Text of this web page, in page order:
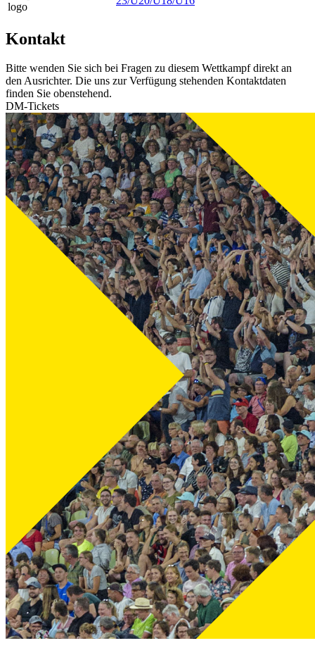
Kontakt
Bitte wenden Sie sich bei Fragen zu diesem Wettkampf direkt an
den Ausrichter. Die uns zur Verfügung stehenden Kontaktdaten
finden Sie obenstehend.
DM-Tickets